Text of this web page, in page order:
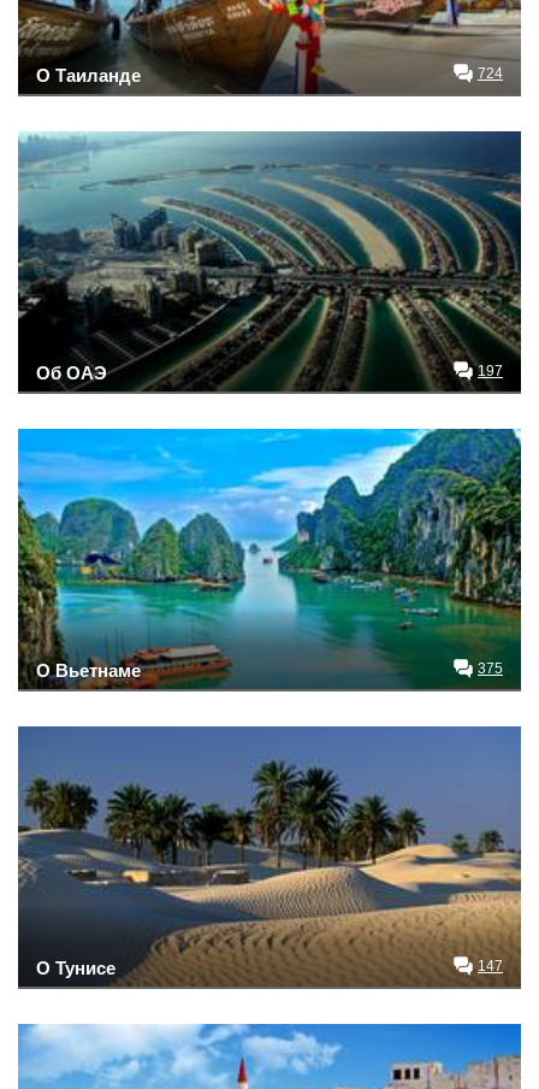
О Таиланде 724
Об ОАЭ 197
О Вьетнаме 375
О Тунисе 147